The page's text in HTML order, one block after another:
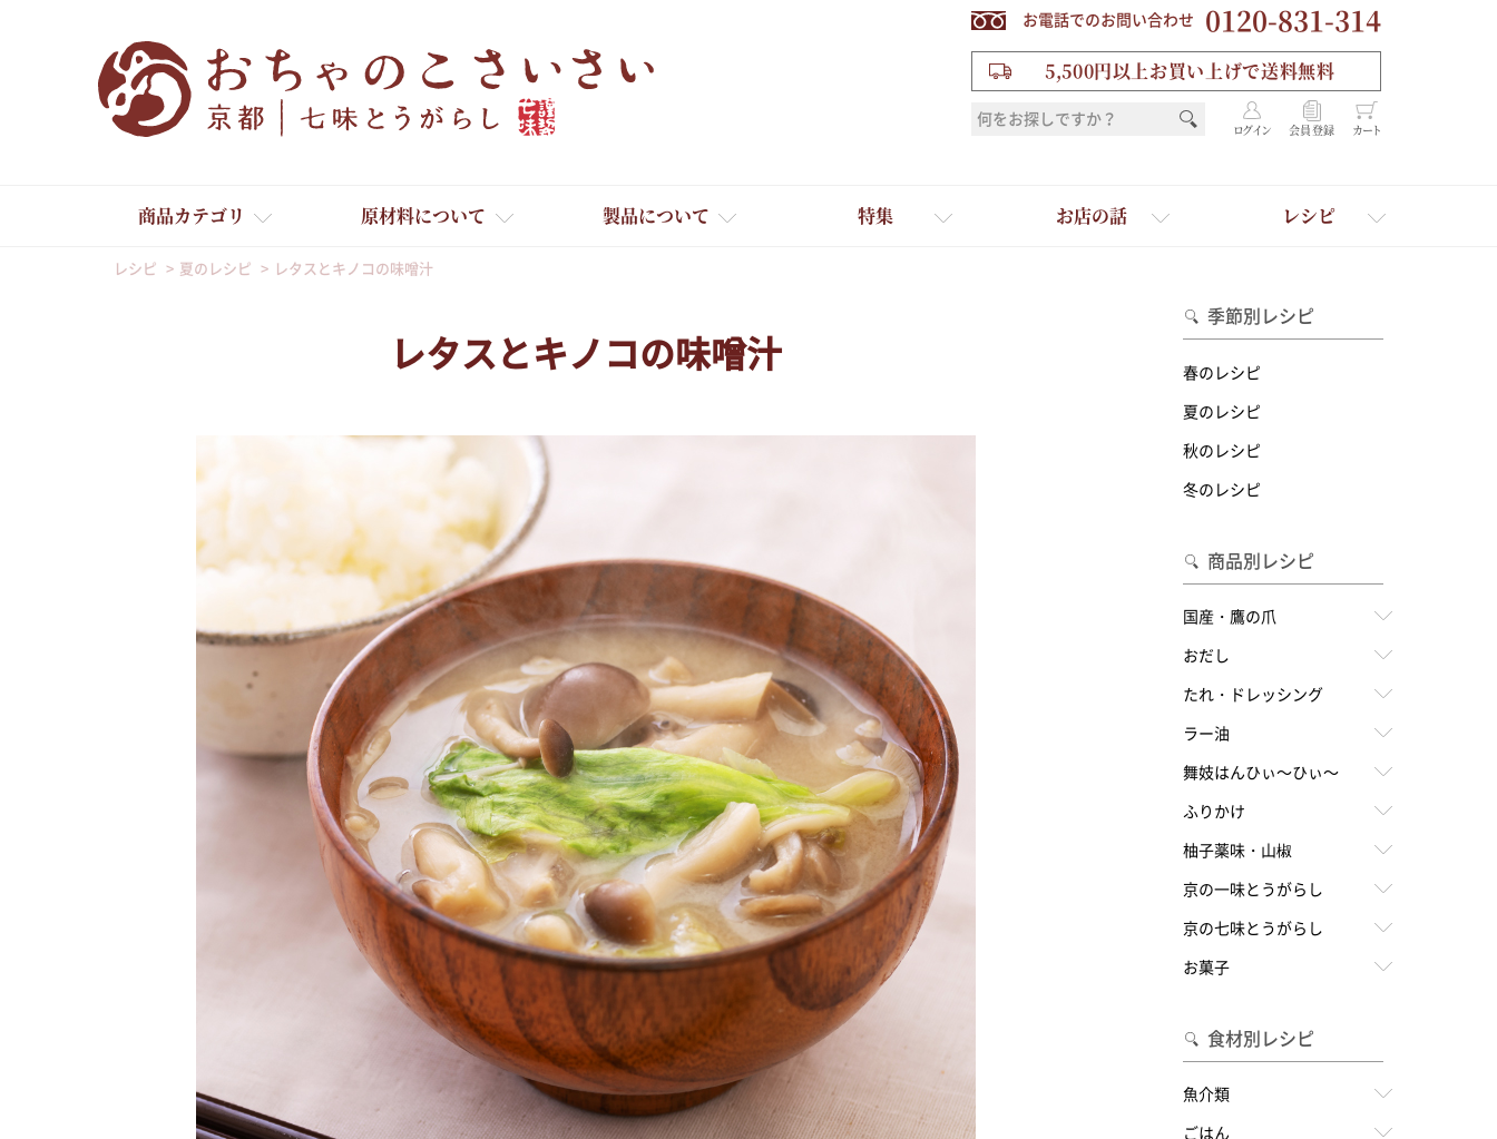
お電話でのお問い合わせ 0120-831-314
5,500円以上お買い上げで送料無料
ログイン 会員登録 カート
商品カテゴリ
京の七味とうがらし
柚子薬味・山椒
ラー油
たれ・ドレッシング
おだし
お菓子
国産・鷹の爪
送料無料
お土産・ギフト 贈る人に合わせて一味・七味を選ぶ
原材料について 製品について 特集 お店の話 レシピ
レシピ 夏のレシピ レタスとキノコの味噌汁
レタスとキノコの味噌汁
季節別レシピ
春のレシピ
夏のレシピ
秋のレシピ
冬のレシピ
商品別レシピ
国産・鷹の爪
おだし
たれ・ドレッシング
ラー油
舞妓はんひぃ～ひぃ～
ふりかけ
柚子薬味・山椒
京の一味とうがらし
京の七味とうがらし
お菓子
食材別レシピ
魚介類
ごはん